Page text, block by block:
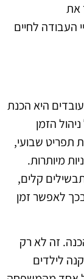
את
העבודה לחיים
היא הכנת
הזמן
תפריט שבועי,
מיותרות.
קלים,
לאפשר זמן
זה לא רק
לילדים